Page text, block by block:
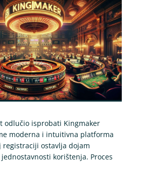
odlučio isprobati Kingmaker
moderna i intuitivna platforma
registraciji ostavlja dojam
korištenja. Proces